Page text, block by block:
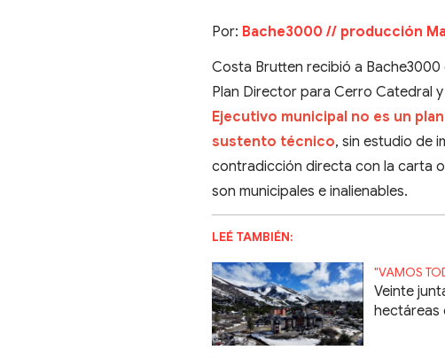
Por: Bache3000 // producción
Costa Brutten recibió a
Plan Director para Cerro Catedral
Ejecutivo municipal no es un
sustento técnico, sin estudio de
contradicción directa con la carta
son municipales e inalienables.
LEÉ TAMBIÉN:
"VAMOS
Veinte
hectáreas